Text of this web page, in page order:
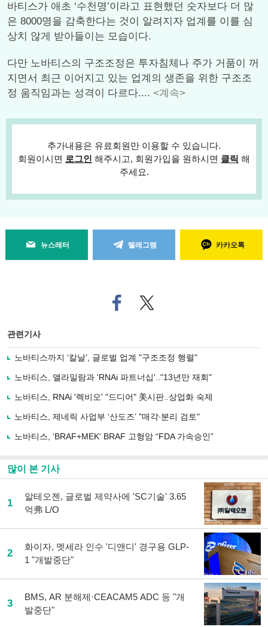
바티스가 애초 ‘수천명’이라고 표현했던 숫자보다 더 많
은 8000명을 감축한다는 것이 알려지자 업계를 이를 심
상치 않게 받아들이는 모습이다.
다만 노바티스의 구조조정은 투자침체나 주가 거품이 꺼
지면서 최근 이어지고 있는 업계의 생존을 위한 구조조
정 움직임과는 성격이 다르다.... <계속>
추가내용은 유료회원만 이용할 수 있습니다.
회원이시면 로그인 해주시고, 회원가입을 원하시면 클릭 해
주세요.
뉴스레터 텔레그램 카카오톡
페
이
로
기
사
유
기
트위
터로
관련기사
노바티스까지 ‘칼날’, 글로벌 업계 "구조조정 행렬"
노바티스, 앨라일람과 'RNAi 파트너십'.."13년만 재회"
노바티스, RNAi '렉비오' "드디어" 美시판..상업화 숙제
노바티스, 제네릭 사업부 ‘산도즈’ "매각∙분리 검토"
노바티스, ‘BRAF+MEK‘ BRAF 고형암 “FDA 가속승인”
많이 본 기사
1
알테오젠, 글로벌 제약사에 'SC기술' 3.65
억弗 L/O
2
화이자, 멧세라 인수 '디앤디' 경구용 GLP-
1 "개발중단"
3
BMS, AR 분해제·CEACAM5 ADC 등 "개
발중단"